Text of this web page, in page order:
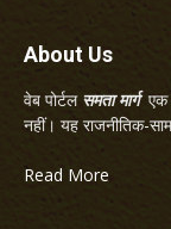
About Us
वेब पोर्टल समता मार्गएक
नहीं। यह राजनीतिक-
Read More